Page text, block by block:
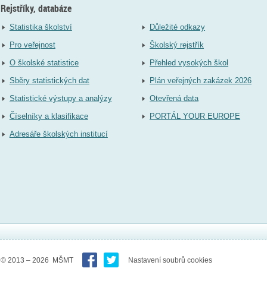
Rejstříky, databáze
Statistika školství
Pro veřejnost
O školské statistice
Sběry statistických dat
Statistické výstupy a analýzy
Číselníky a klasifikace
Adresáře školských institucí
Důležité odkazy
Školský rejstřík
Přehled vysokých škol
Plán veřejných zakázek 2026
Otevřená data
PORTÁL YOUR EUROPE
© 2013 – 2026 MŠMT Nastavení soubrů cookies